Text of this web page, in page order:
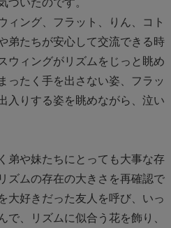
づいたのです。
ィング、フラット、りん、コト
弟たちが安心して交流できる時
ウィングがリズムをじっと眺め
ったく手を出さない姿、フラッ
入りする姿を眺めながら、泣い
弟や妹たちにとっても大事な存
ズムの存在の大きさを再確認で
大好きだった友人を呼び、いっ
で、リズムに似合う花を飾り、